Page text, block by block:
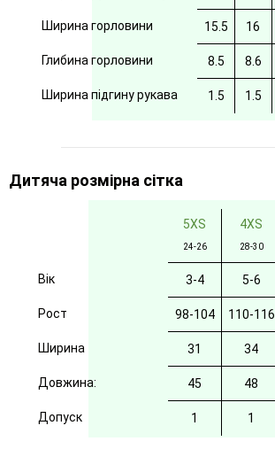
Ширина горловини 15.5 16
Глибина горловини 8.5 8.6
Ширина підгину рукава 1.5 1.5
Дитяча розмірна сітка
5XS
24-26
4XS
28-30
Вік 3-4 5-6
Рост 98-104 110-116
Ширина 31 34
Довжина: 45 48
Допуск 1 1